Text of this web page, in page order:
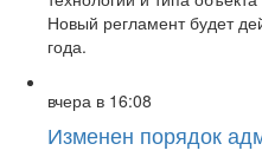
Новый регламент будет
года.
вчера в 16:08
Изменен порядок